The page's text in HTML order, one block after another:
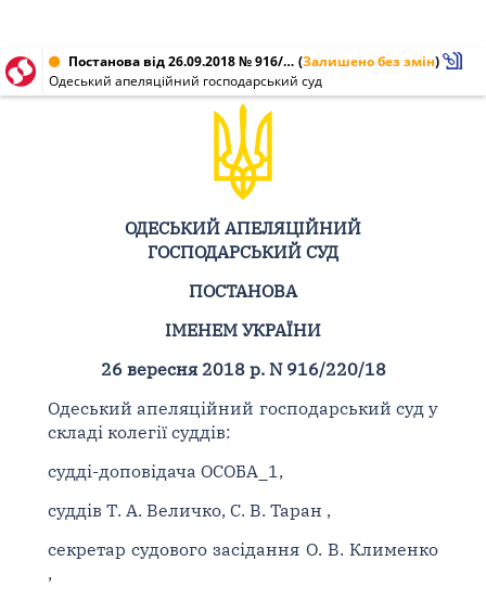
Постанова від 26.09.2018 № 916/220/18 (Залишено без змін)
Одеський апеляційний господарський суд
ОДЕСЬКИЙ АПЕЛЯЦІЙНИЙ
ГОСПОДАРСЬКИЙ СУД
ПОСТАНОВА
ІМЕНЕМ УКРАЇНИ
26 вересня 2018 р. N 916/220/18
Одеський апеляційний господарський суд у
складі колегії суддів:
судді-доповідача ОСОБА_1,
суддів Т. А. Величко, С. В. Таран ,
секретар судового засідання О. В. Клименко
,